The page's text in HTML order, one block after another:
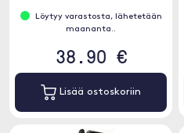
Löytyy varastosta, lähetetään
maananta..
38.90 €
Lisää ostoskoriin